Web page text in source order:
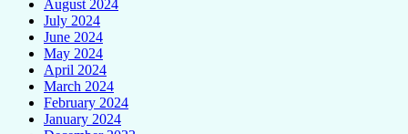
August 2024
July 2024
June 2024
May 2024
April 2024
March 2024
February 2024
January 2024